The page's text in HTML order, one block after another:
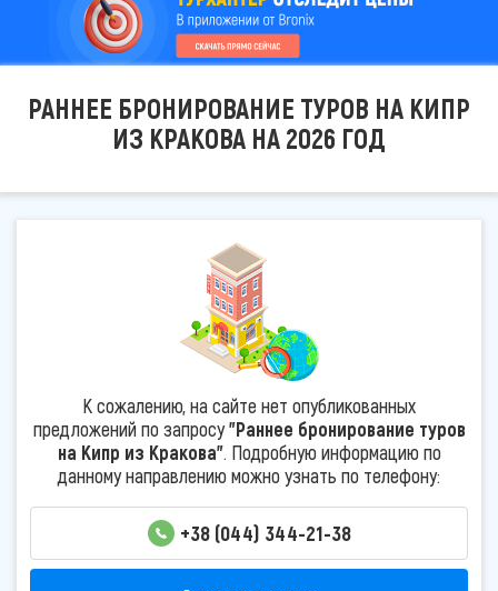
РАННЕЕ БРОНИРОВАНИЕ ТУРОВ НА КИПР
ИЗ КРАКОВА НА 2026 ГОД
К сожалению, на сайте нет опубликованных
предложений по запросу"Раннее бронирование туров
на Кипр из Кракова". Подробную информацию по
данному направлению можно узнать по телефону:
+38 (044) 344-21-38